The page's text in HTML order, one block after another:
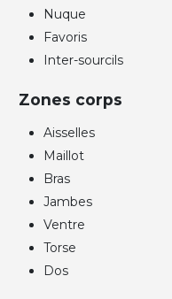
Nuque
Favoris
Inter-sourcils
Zones corps
Aisselles
Maillot
Bras
Jambes
Ventre
Torse
Dos